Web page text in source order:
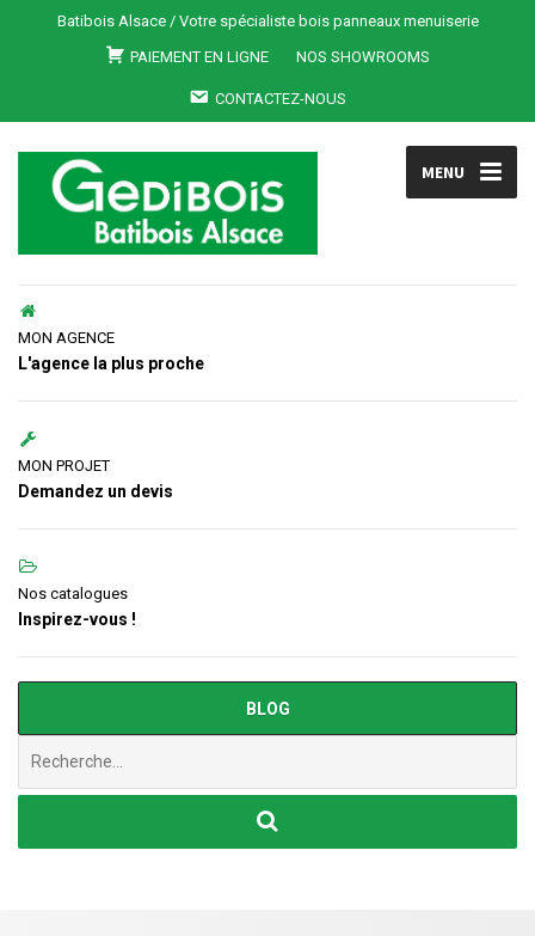
Batibois Alsace / Votre spécialiste bois panneaux menuiserie
PAIEMENT EN LIGNE
NOS SHOWROOMS
CONTACTEZ-NOUS
MENU
MON AGENCE
L'agence la plus proche
MON PROJET
Demandez un devis
Nos catalogues
Inspirez-vous !
BLOG